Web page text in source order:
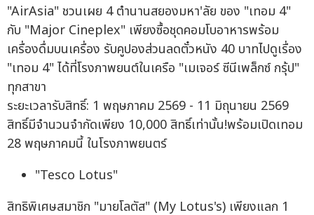
"AirAsia" ชวนเผย 4 ตำนานสยองมหา'ลัย ของ "เทอม 4"
กับ "Major Cineplex" เพียงซื้อชุดคอมโบอาหารพร้อม
เครื่องดื่มบนเครื่อง รับคูปองส่วนลดตั๋วหนัง 40 บาทไปดูเรื่อง
"เทอม 4" ได้ที่โรงภาพยนต์ในเครือ "เมเจอร์ ซีนีเพล็กซ์ กรุ้ป"
ทุกสาขา
ระยะเวลารับสิทธิ์: 1 พฤษภาคม 2569 - 11 มิถุนายน 2569
สิทธิ์มีจำนวนจำกัดเพียง 10,000 สิทธิ์เท่านั้น!พร้อมเปิดเทอม
28 พฤษภาคมนี้ ในโรงภาพยนตร์
"Tesco Lotus"
สิทธิพิเศษสมาชิก "มายโลตัส" (My Lotus's) เพียงแลก 1